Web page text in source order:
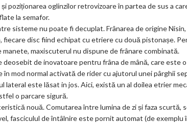
poziționarea oglinzilor retrovizoare în partea de sus a
la semafor.
sisteme nu poate fi decuplat. Frânarea de origine
fiecare disc fiind echipat cu etriere cu două pistonașe.
maxiscuterul nu dispune de frânare combinată.
de inovatoare pentru frâna de mână, care este
mod normal activată de rider cu ajutorul unei pârghii
este lăsat in jos. Aici, există un al doilea etrier
o parcare sigură.
nouă. Comutarea între lumina de zi și faza scurtă,
fasciculul de întâlnire este pornit automat (de exemplu